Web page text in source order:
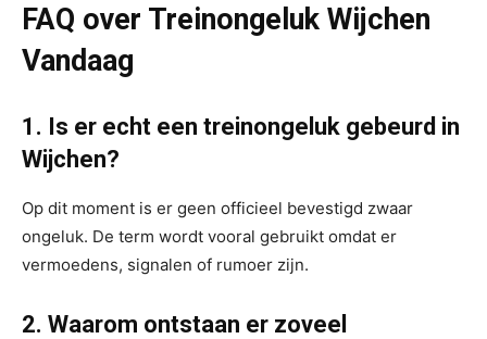
FAQ over Treinongeluk Wijchen
Vandaag
1. Is er echt een treinongeluk gebeurd in
Wijchen?
Op dit moment is er geen officieel bevestigd zwaar
ongeluk. De term wordt vooral gebruikt omdat er
vermoedens, signalen of rumoer zijn.
2. Waarom ontstaan er zoveel